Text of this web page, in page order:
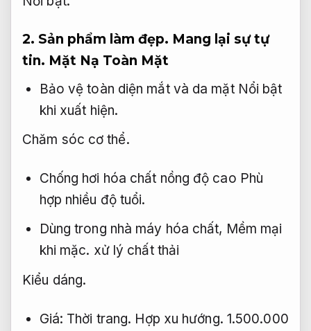
2. Sản phẩm làm đẹp. Mang lại sự tự
tin. Mặt Nạ Toàn Mặt
Bảo vệ toàn diện mắt và da mặt Nổi bật
khi xuất hiện.
Chăm sóc cơ thể.
Chống hơi hóa chất nồng độ cao Phù
hợp nhiều độ tuổi.
Dùng trong nhà máy hóa chất, Mềm mại
khi mặc. xử lý chất thải
Kiểu dáng.
Giá: Thời trang. Hợp xu hướng. 1.500.000